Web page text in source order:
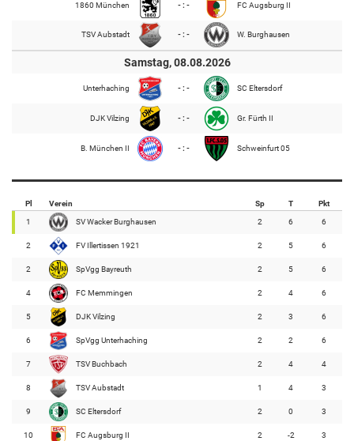
1860 München - : - FC Augsburg II
TSV Aubstadt - : - W. Burghausen
Samstag, 08.08.2026
Unterhaching - : - SC Eltersdorf
DJK Vilzing - : - Gr. Fürth II
B. München II - : - Schweinfurt 05
Pl Verein Sp T Pkt
1 SV Wacker Burghausen 2 6 6
2 FV Illertissen 1921 2 5 6
2 SpVgg Bayreuth 2 5 6
4 FC Memmingen 2 4 6
5 DJK Vilzing 2 3 6
6 SpVgg Unterhaching 2 2 6
7 TSV Buchbach 2 4 4
8 TSV Aubstadt 1 4 3
9 SC Eltersdorf 2 0 3
10 FC Augsburg II 2 -2 3